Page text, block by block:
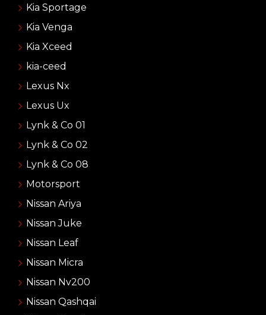
Kia Sportage
Kia Venga
Kia Xceed
kia-ceed
Lexus Nx
Lexus Ux
Lynk & Co 01
Lynk & Co 02
Lynk & Co 08
Motorsport
Nissan Ariya
Nissan Juke
Nissan Leaf
Nissan Micra
Nissan Nv200
Nissan Qashqai